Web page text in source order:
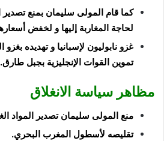
كما قام المولى سليمان بمنع تصدير
لحاجة المغاربة إليها و لخفض
غزو نابوليون لإسبانيا و تهديده بغزو
تموين القوات الإنجليزية بجبل طارق.
مظاهر سياسة الانغلاق
منع المولى سليمانتصدير المواد
تقليصه لأسطول المغرب البحري.